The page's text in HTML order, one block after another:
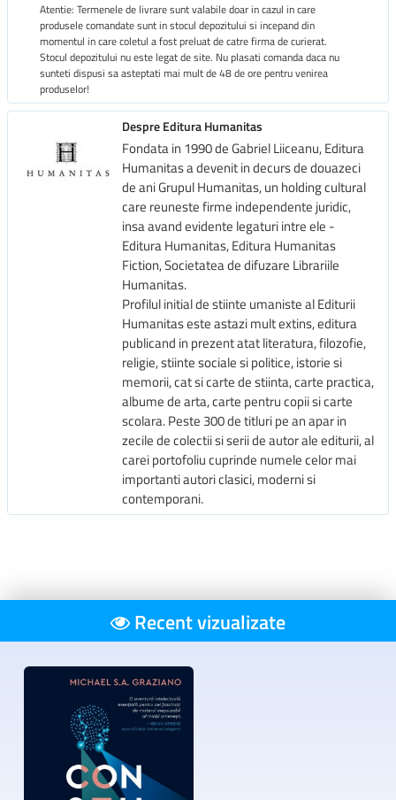
Atentie: Termenele de livrare sunt valabile doar in cazul in care
produsele comandate sunt in stocul depozitului si incepand din
momentul in care coletul a fost preluat de catre firma de curierat.
Stocul depozitului nu este legat de site. Nu plasati comanda daca nu
sunteti dispusi sa asteptati mai mult de 48 de ore pentru venirea
produselor!
Despre Editura Humanitas
Fondata in 1990 de Gabriel Liiceanu, Editura
Humanitas a devenit in decurs de douazeci
de ani Grupul Humanitas, un holding cultural
care reuneste firme independente juridic,
insa avand evidente legaturi intre ele -
Editura Humanitas, Editura Humanitas
Fiction, Societatea de difuzare Librariile
Humanitas.
Profilul initial de stiinte umaniste al Editurii
Humanitas este astazi mult extins, editura
publicand in prezent atat literatura, filozofie,
religie, stiinte sociale si politice, istorie si
memorii, cat si carte de stiinta, carte practica,
albume de arta, carte pentru copii si carte
scolara. Peste 300 de titluri pe an apar in
zecile de colectii si serii de autor ale editurii, al
carei portofoliu cuprinde numele celor mai
importanti autori clasici, moderni si
contemporani.
Recent vizualizate